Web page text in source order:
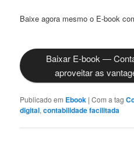
Baixe agora mesmo o E-book
Baixar E-book —
aproveitar as
Publicado em Ebook |Com a tag
digital,contabilidade facilitada